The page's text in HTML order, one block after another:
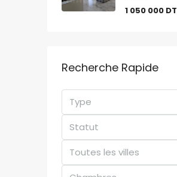
1 050 000 DT
Recherche Rapide
Type
Statut
Toutes les villes